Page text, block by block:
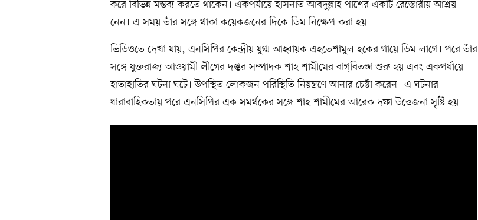
করে বিভিন্ন মন্তব্য করতে থাকেন। একপর্যায়ে হাসনাত আবদুল্লাহ পাশের একটি রেস্তোরাঁয় আশ্রয়
নেন। এ সময় তাঁর সঙ্গে থাকা কয়েকজনের দিকে ডিম নিক্ষেপ করা হয়।
ভিডিওতে দেখা যায়, এনসিপির কেন্দ্রীয় যুগ্ম আহ্বায়ক এহতেশামুল হকের গায়ে ডিম লাগে। পরে তাঁর
সঙ্গে যুক্তরাজ্য আওয়ামী লীগের দপ্তর সম্পাদক শাহ শামীমের বাগ্‌বিতণ্ডা শুরু হয় এবং একপর্যায়ে
হাতাহাতির ঘটনা ঘটে। উপস্থিত লোকজন পরিস্থিতি নিয়ন্ত্রণে আনার চেষ্টা করেন। এ ঘটনার
ধারাবাহিকতায় পরে এনসিপির এক সমর্থকের সঙ্গে শাহ শামীমের আরেক দফা উত্তেজনা সৃষ্টি হয়।